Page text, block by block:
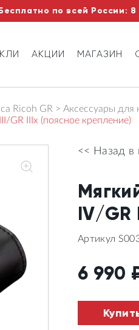
по всей России: 8
АКЦИИ МАГАЗИН
Ricoh GR
Аксессуары для
GR IIIx (поясное крепление)
<< Назад в
IV/GR
Артикул
6 990